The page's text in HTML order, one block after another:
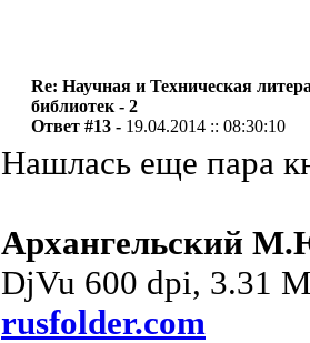
Re: Научная и Техническая
библиотек - 2
Ответ #13 - 19.04.2014 :: 08:30:10
Нашлась еще пара
Архангельский
DjVu 600 dpi, 3.31
rusfolder.com